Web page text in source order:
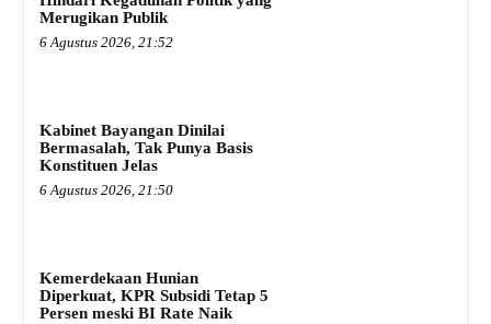
Merugikan Publik
6 Agustus 2026, 21:52
Kabinet Bayangan Dinilai
Bermasalah, Tak Punya Basis
Konstituen Jelas
6 Agustus 2026, 21:50
Kemerdekaan Hunian
Diperkuat, KPR Subsidi Tetap 5
Persen meski BI Rate Naik